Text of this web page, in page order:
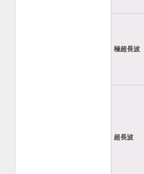
極超長波
超長波